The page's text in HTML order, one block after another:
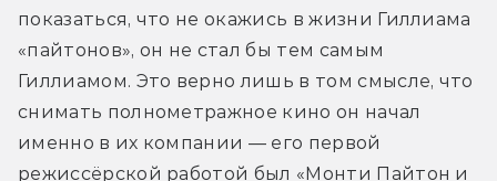
показаться, что не окажись в жизни Гиллиама
«пайтонов», он не стал бы тем самым
Гиллиамом. Это верно лишь в том смысле, что
снимать полнометражное кино он начал
именно в их компании — его первой
режиссёрской работой был «Монти Пайтон и